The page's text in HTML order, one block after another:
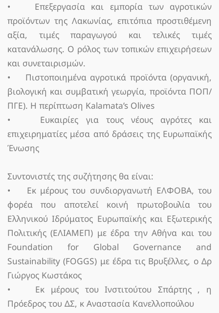
• Επεξεργασία και εμπορία των αγροτικών
προϊόντων της Λακωνίας, επιτόπια προστιθέμενη
αξία, τιμές παραγωγού και τελικές τιμές
κατανάλωσης. Ο ρόλος των τοπικών επιχειρήσεων
και συνεταιρισμών.
• Πιστοποιημένα αγροτικά προϊόντα (οργανική,
βιολογική και συμβατική γεωργία, προϊόντα ΠΟΠ/
ΠΓΕ). Η περίπτωση Kalamata’s Olives
• Ευκαιρίες για τους νέους αγρότες και
επιχειρηματίες μέσα από δράσεις της Ευρωπαϊκής
Ένωσης
Συντονιστές της συζήτησης θα είναι:
• Εκ μέρους του συνδιοργανωτή ΕΛΦΟΒΑ, του
φορέα που αποτελεί κοινή πρωτοβουλία του
Ελληνικού Ιδρύματος Ευρωπαϊκής και Εξωτερικής
Πολιτικής (ΕΛΙΑΜΕΠ) με έδρα την Αθήνα και του
Foundation for Global Governance and
Sustainability (FOGGS) με έδρα τις Βρυξέλλες, ο Δρ
Γιώργος Κωστάκος
• Εκ μέρους του Ινστιτούτου Σπάρτης , η
Πρόεδρος του ΔΣ, κ Αναστασία Κανελλοπούλου